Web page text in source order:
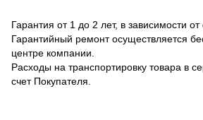
Гарантия от 1 до 2 лет, в зависимости
Гарантийный ремонт осуществляется
центре компании.
Расходы на транспортировку товара в
счет Покупателя.